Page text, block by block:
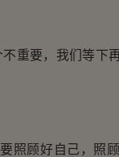
要，我们等下
顾好自己，照